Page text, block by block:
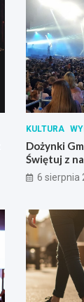
KULTURA
Dożynki
Świętuj z
6 sierpnia